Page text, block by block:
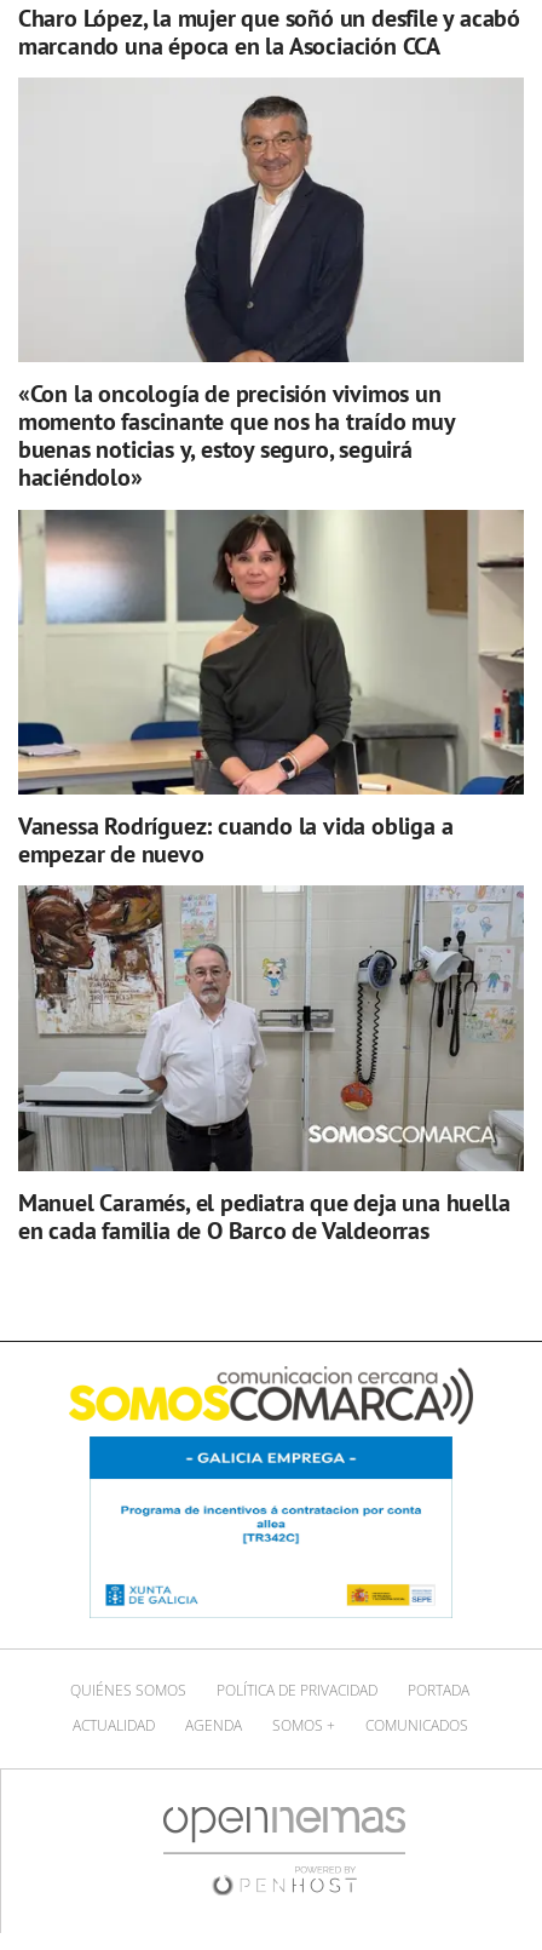
Charo López, la mujer que soñó un desfile y acabó
marcando una época en la Asociación CCA
«Con la oncología de precisión vivimos un
momento fascinante que nos ha traído muy
buenas noticias y, estoy seguro, seguirá
haciéndolo»
Vanessa Rodríguez: cuando la vida obliga a
empezar de nuevo
Manuel Caramés, el pediatra que deja una huella
en cada familia de O Barco de Valdeorras
QUIÉNES SOMOS POLÍTICA DE PRIVACIDAD
PORTADA
ACTUALIDAD
AGENDA SOMOS + COMUNICADOS